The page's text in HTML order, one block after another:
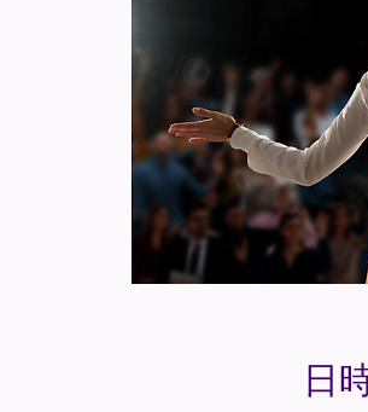
日